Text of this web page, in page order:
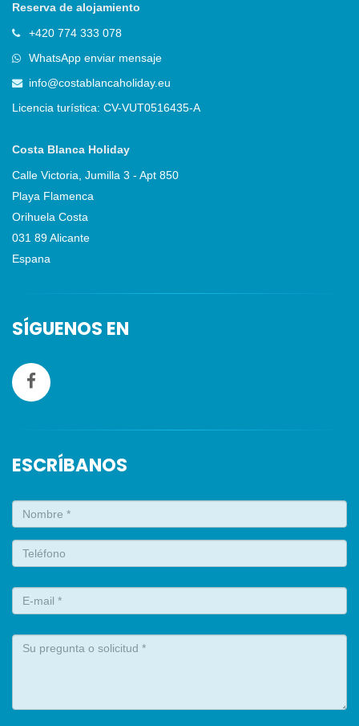
Reserva de alojamiento
+420 774 333 078
WhatsApp enviar mensaje
info@costablancaholiday.eu
Licencia turística: CV-VUT0516435-A
Costa Blanca Holiday
Calle Victoria, Jumilla 3 - Apt 850
Playa Flamenca
Orihuela Costa
031 89 Alicante
Espana
SÍGUENOS EN
ESCRÍBANOS